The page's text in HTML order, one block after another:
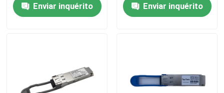
Excursão da fábrica
Enviar inquérito
Enviar inquérito